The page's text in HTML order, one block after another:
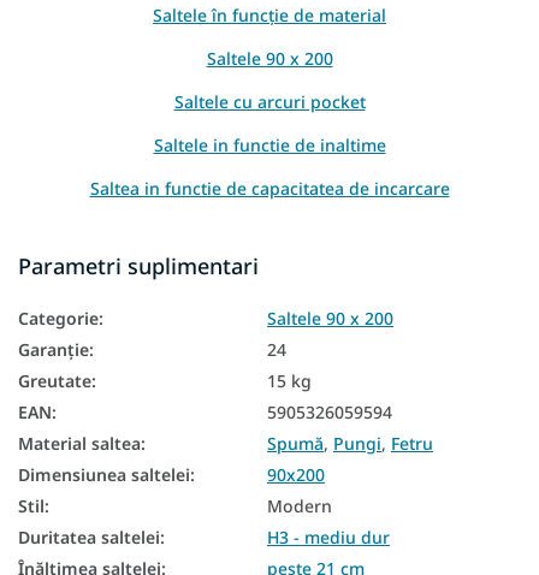
Saltele în funcție de material
Saltele 90 x 200
Saltele cu arcuri pocket
Saltele in functie de inaltime
Saltea in functie de capacitatea de incarcare
Saltea Aloe Vera
Saltea din spumă PUR
Saltele naturale
Saltele reversibile
Saltele în funcție de fermitate
Saltele mici
Parametri suplimentari
Categorie:
Saltele 90 x 200
Garanţie:
24
Greutate:
15 kg
EAN:
5905326059594
Material saltea: Spumă, Pungi, Fetru
Dimensiunea saltelei:
90x200
Stil:
Modern
Duritatea saltelei:
H3 - mediu dur
Înălțimea saltelei: peste 21 cm